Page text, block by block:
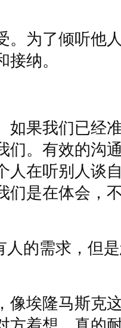
。为了倾听他
纳。
如果我们已经
。有效的沟
人在听别人谈
们是在体会，
的需求，但
像埃隆马斯克